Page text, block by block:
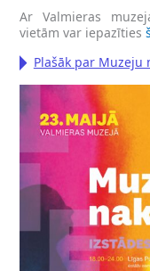
Ar Valmieras
vietām var iepazīties
Plašāk par Muzeju